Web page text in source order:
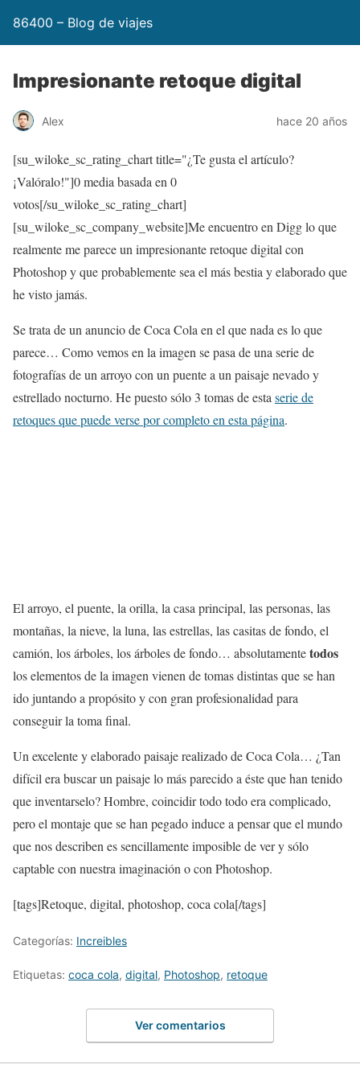
86400 – Blog de viajes
Impresionante retoque digital
Alex hace 20 años
[su_wiloke_sc_rating_chart title="¿Te gusta el artículo?
¡Valóralo!"]0media basada en 0
votos[/su_wiloke_sc_rating_chart]
[su_wiloke_sc_company_website]Me encuentro en Digg lo que
realmente me parece un impresionante retoque digital con
Photoshop y que probablemente sea el más bestia y elaborado que
he visto jamás.
Se trata de un anuncio de Coca Cola en el que nada es lo que
parece… Como vemos en la imagen se pasa de una serie de
fotografías de un arroyo con un puente a un paisaje nevado y
estrellado nocturno. He puesto sólo 3 tomas de esta serie de
retoques que puede verse por completo en esta página.
El arroyo, el puente, la orilla, la casa principal, las personas, las
montañas, la nieve, la luna, las estrellas, las casitas de fondo, el
camión, los árboles, los árboles de fondo… absolutamentetodos
los elementos de la imagen vienen de tomas distintas que se han
ido juntando a propósito y con gran profesionalidad para
conseguir la toma final.
Un excelente y elaborado paisaje realizado de Coca Cola… ¿Tan
difícil era buscar un paisaje lo más parecido a éste que han tenido
que inventarselo? Hombre, coincidir todo todo era complicado,
pero el montaje que se han pegado induce a pensar que el mundo
que nos describen es sencillamente imposible de ver y sólo
captable con nuestra imaginación o con Photoshop.
[tags]Retoque, digital, photoshop, coca cola[/tags]
Categorías: Increibles
Etiquetas: coca cola, digital, Photoshop, retoque
Ver comentarios